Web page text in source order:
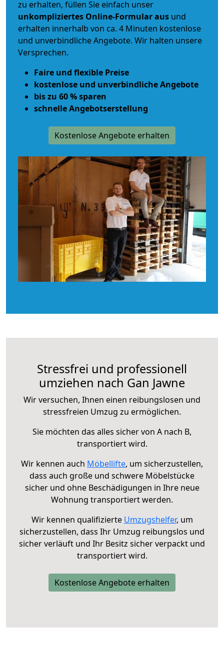
zu erhalten, füllen Sie einfach unser
unkompliziertes Online-Formular aus und
erhalten innerhalb von ca. 4 Minuten kostenlose
und unverbindliche Angebote. Wir halten unsere
Versprechen.
Faire und flexible Preise
kostenlose und unverbindliche Angebote
bis zu 60 % sparen
schnelle Angebotserstellung
Kostenlose Angebote erhalten
Stressfrei und professionell
umziehen nach Gan Jawne
Wir versuchen, Ihnen einen reibungslosen und
stressfreien Umzug zu ermöglichen.
Sie möchten das alles sicher von A nach B,
transportiert wird.
Wir kennen auch Möbellifte, um sicherzustellen,
dass auch große und schwere Möbelstücke
sicher und ohne Beschädigungen in Ihre neue
Wohnung transportiert werden.
Wir kennen qualifizierte Umzugshelfer, um
sicherzustellen, dass Ihr Umzug reibungslos und
sicher verläuft und Ihr Besitz sicher verpackt und
transportiert wird.
Kostenlose Angebote erhalten